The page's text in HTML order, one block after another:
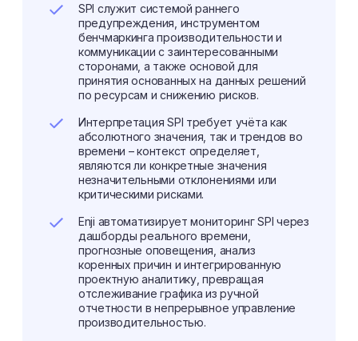
SPI служит системой раннего
предупреждения, инструментом
бенчмаркинга производительности и
коммуникации с заинтересованными
сторонами, а также основой для
принятия основанных на данных решений
по ресурсам и снижению рисков.
Интерпретация SPI требует учёта как
абсолютного значения, так и трендов во
времени – контекст определяет,
являются ли конкретные значения
незначительными отклонениями или
критическими рисками.
Enji автоматизирует мониторинг SPI через
дашборды реального времени,
прогнозные оповещения, анализ
коренных причин и интегрированную
проектную аналитику, превращая
отслеживание графика из ручной
отчетности в непрерывное управление
производительностью.